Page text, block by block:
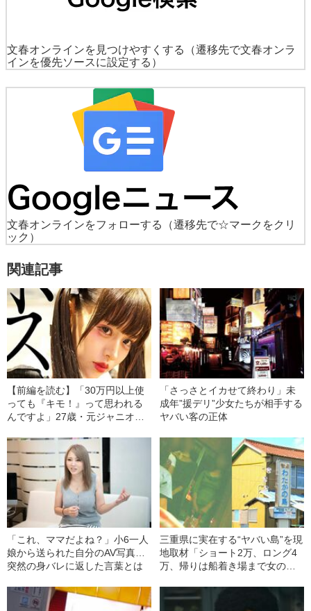
文春オンラインを見つけやすくする
（遷移先で文春オンラ
インを優先ソースに設定する）
文春オンラインをフォローする
（遷移先で☆マークをクリ
ック）
関連記事
【前編を読む】「30万円以上使
っても『キモ！』って思われる
んですよ」27歳・元ジャニオタ
「さっさとイカせて終わり」未
成年”援デリ”少女たちが相手する
ヤバい客の正体
「これ、ママだよね？」小6一人
娘から送られた自分のAV写真…
突然の身バレに返した言葉とは
三重県に実在する“ヤバい島”を現
地取材「ショート2万、ロング4
万、帰りは船着き場まで女の子